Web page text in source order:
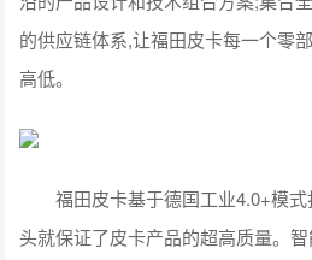
的供应链体系,让福田皮卡每一个零
高低。
福田皮卡基于德国工业4.0+模式
头就保证了皮卡产品的超高质量。